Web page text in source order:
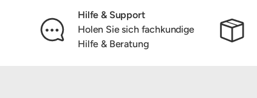
Hilfe & Support
Holen Sie sich fachkundige
Hilfe & Beratung